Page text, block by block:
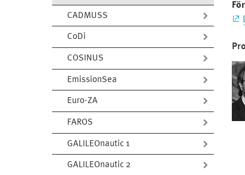
CADMUSS
CoDi
COSINUS
EmissionSea
Euro-ZA
FAROS
GALILEOnautic 1
GALILEOnautic 2